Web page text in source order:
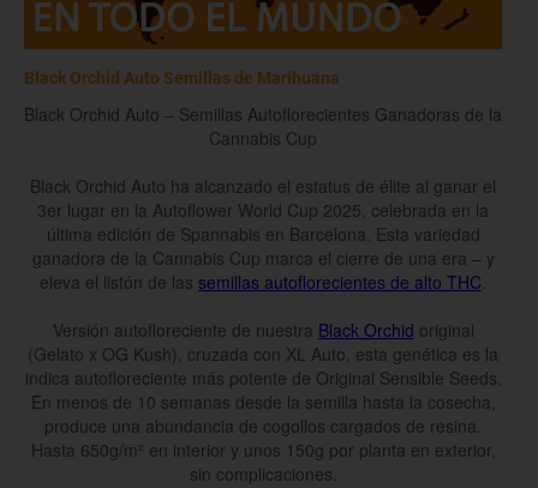
Black Orchid Auto Semillas de Marihuana
Black Orchid Auto – Semillas Autoflorecientes Ganadoras de la
Cannabis Cup
Black Orchid Auto ha alcanzado el estatus de élite al ganar el
3er lugar en la Autoflower World Cup 2025, celebrada en la
última edición de Spannabis en Barcelona. Esta variedad
ganadora de la Cannabis Cup marca el cierre de una era – y
eleva el listón de las semillas autoflorecientes de alto THC.
Versión autofloreciente de nuestra Black Orchid original
(Gelato x OG Kush), cruzada con XL Auto, esta genética es la
indica autofloreciente más potente de Original Sensible Seeds.
En menos de 10 semanas desde la semilla hasta la cosecha,
produce una abundancia de cogollos cargados de resina.
Hasta 650g/m² en interior y unos 150g por planta en exterior,
sin complicaciones.